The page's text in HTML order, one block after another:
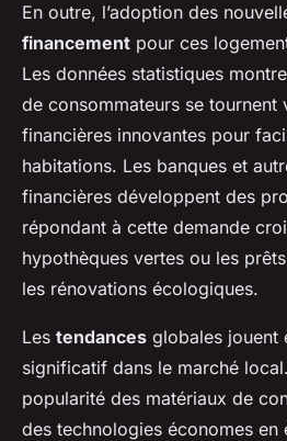
En outre, l’adoption des
financement pour ces
Les données statistiques
de consommateurs se tournent
financières innovantes pour
habitations. Les banques et
financières développent des
répondant à cette demande
hypothèques vertes ou les
les rénovations écologiques.
Les tendances globales jouent
significatif dans le marché
popularité des matériaux de
des technologies économes en